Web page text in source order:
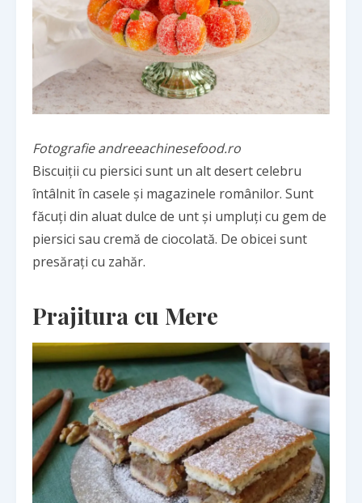
Fotografie andreeachinesefood.ro
Biscuiții cu piersici sunt un alt desert celebru
întâlnit în casele și magazinele românilor. Sunt
făcuți din aluat dulce de unt și umpluți cu gem de
piersici sau cremă de ciocolată. De obicei sunt
presărați cu zahăr.
Prajitura cu Mere